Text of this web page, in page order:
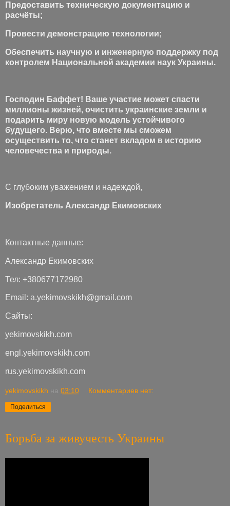
Предоставить техническую документацию и
расчёты;
Провести демонстрацию технологии;
Обеспечить научную и инженерную поддержку под
контролем Национальной академии наук Украины.
Господин Баффет! Ваше участие может спасти
миллионы жизней, очистить украинские земли и
подарить миру новую модель устойчивого
будущего. Верю, что вместе мы сможем
осуществить то, что станет вкладом в историю
человечества и природы.
С глубоким уважением и надеждой,
Изобретатель Александр Екимовских
Контактные данные:
Александр Екимовских
Тел: +380677172980
Email: a.yekimovskikh@gmail.com
Сайты:
yekimovskikh.com
engl.yekimovskikh.com
rus.yekimovskikh.com
yekimovskikh на 03:10 Комментариев нет:
Поделиться
Борьба за живучесть Украины